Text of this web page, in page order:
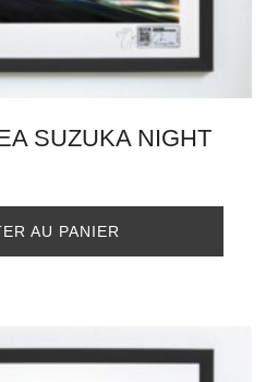
SUZUKA NIGHT
AU PANIER